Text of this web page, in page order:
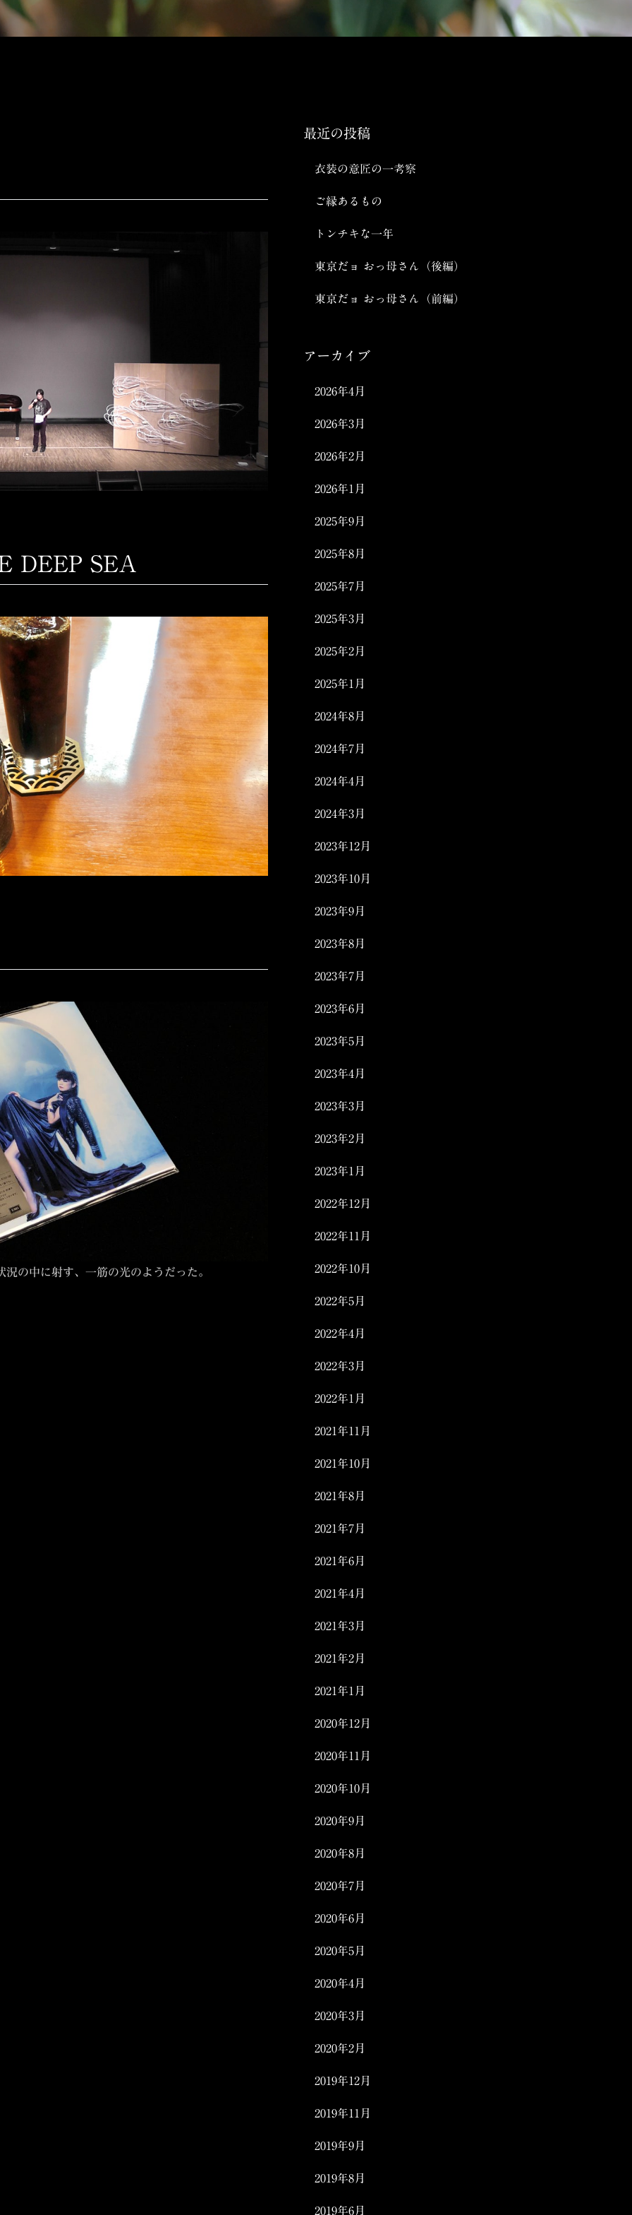
DEEP SEA
の中に射す、一筋の光のようだった。
最近の投稿
衣装の意匠の一考察
ご縁あるもの
トンチキな一年
東京だョ おっ母さん（後編）
東京だョ おっ母さん（前編）
アーカイブ
2026年4月
2026年3月
2026年2月
2026年1月
2025年9月
2025年8月
2025年7月
2025年3月
2025年2月
2025年1月
2024年8月
2024年7月
2024年4月
2024年3月
2023年12月
2023年10月
2023年9月
2023年8月
2023年7月
2023年6月
2023年5月
2023年4月
2023年3月
2023年2月
2023年1月
2022年12月
2022年11月
2022年10月
2022年5月
2022年4月
2022年3月
2022年1月
2021年11月
2021年10月
2021年8月
2021年7月
2021年6月
2021年4月
2021年3月
2021年2月
2021年1月
2020年12月
2020年11月
2020年10月
2020年9月
2020年8月
2020年7月
2020年6月
2020年5月
2020年4月
2020年3月
2020年2月
2019年12月
2019年11月
2019年9月
2019年8月
2019年6月